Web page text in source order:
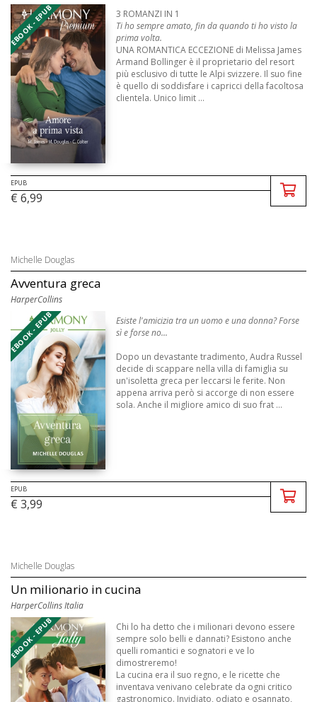
EBOOK - EPUB
3 ROMANZI IN 1
Ti ho sempre amato, fin da quando ti ho visto la
prima volta.
UNA ROMANTICA ECCEZIONE di Melissa James
Armand Bollinger è il proprietario del resort
più esclusivo di tutte le Alpi svizzere. Il suo fine
è quello di soddisfare i capricci della facoltosa
clientela. Unico limit ...
EPUB
€ 6,99
Michelle Douglas
Avventura greca
HarperCollins
EBOOK - EPUB
Esiste l'amicizia tra un uomo e una donna? Forse
sì e forse no...
Dopo un devastante tradimento, Audra Russel
decide di scappare nella villa di famiglia su
un'isoletta greca per leccarsi le ferite. Non
appena arriva però si accorge di non essere
sola. Anche il migliore amico di suo frat ...
EPUB
€ 3,99
Michelle Douglas
Un milionario in cucina
HarperCollins Italia
EBOOK - EPUB
Chi lo ha detto che i milionari devono essere
sempre solo belli e dannati? Esistono anche
quelli romantici e sognatori e ve lo
dimostreremo!
La cucina era il suo regno, e le ricette che
inventava venivano celebrate da ogni critico
gastronomico. Invidiato, odiato e osannato,